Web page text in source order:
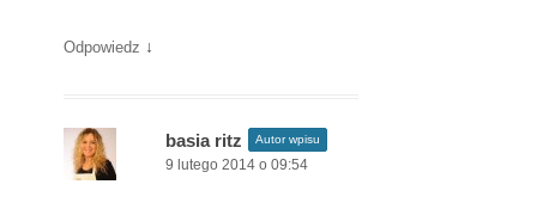
Odpowiedz ↓
basia ritz Autor wpisu
9 lutego 2014 o 09:54